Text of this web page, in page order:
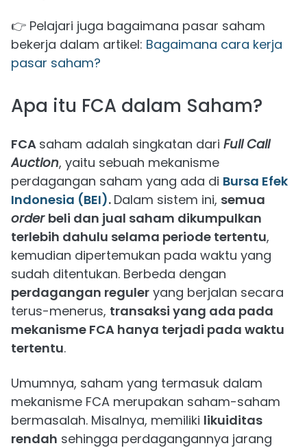
👉 Pelajari juga bagaimana pasar saham
bekerja dalam artikel: Bagaimana cara kerja
pasar saham?
Apa itu FCA dalam Saham?
FCA saham adalah singkatan dari Full Call
Auction, yaitu sebuah mekanisme
perdagangan saham yang ada di Bursa Efek
Indonesia (BEI). Dalam sistem ini, semua
order beli dan jual saham dikumpulkan
terlebih dahulu selama periode tertentu,
kemudian dipertemukan pada waktu yang
sudah ditentukan. Berbeda dengan
perdagangan reguler yang berjalan secara
terus-menerus, transaksi yang ada pada
mekanisme FCA hanya terjadi pada waktu
tertentu.
Umumnya, saham yang termasuk dalam
mekanisme FCA merupakan saham-saham
bermasalah. Misalnya, memiliki likuiditas
rendah sehingga perdagangannya jarang